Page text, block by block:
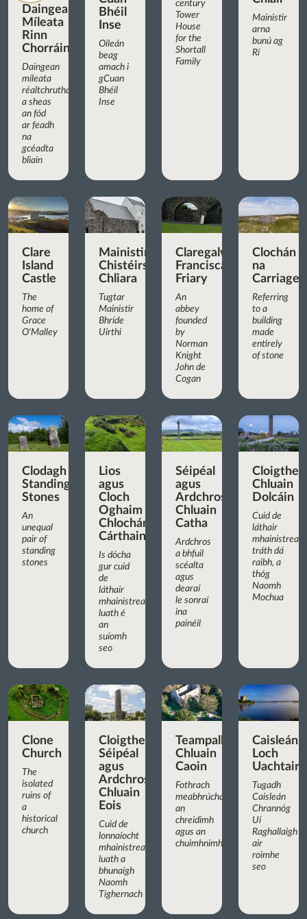
Daingean
Míleata
Rinn
Chorráin
Daingean
míleata
réaltchruthach
a sheas
an fód
ar feadh
na
gcéadta
bliain
Bhéil
Inse
Oileán
beag
amach i
gCuan
Bhéil
Inse
century
Tower
House
for the
Shortall
Family
Mainistir
arna
bunú ag
Rí
Clare
Island
Castle
The
home of
Grace
O'Malley
Mainistir
Chistéirseach
Chliara
Tugtar
Mainistir
Bhríde
Uirthi
Claregalway
Franciscan
Friary
An
abbey
founded
by
Norman
Knight
John de
Cogan
Clochán
na
Carriage
Referring
to a
building
made
entirely
of stone
Clodagh
Standing
Stones
An
unequal
pair of
standing
stones
Lios
agus
Cloch
Oghaim
Chlochán
Cárthainn
Is dócha
gur cuid
de
láthair
mhainistreach
luath é
an
suíomh
seo
Séipéal
agus
Ardchros
Chluain
Catha
Ardchros
a bhfuil
scéalta
agus
dearaí
le sonraí
ina
painéil
Chluain
Dolcáin
Cuid de
láthair
mhainistreach
tráth dá
raibh, a
thóg
Naomh
Mochua
Clone
Church
The
isolated
ruins of
a
historical
church
Cloigtheach,
Séipéal
agus
Ardchros
Chluain
Eois
Cuid de
lonnaíocht
mhainistreach
luath a
bhunaigh
Naomh
Tighernach
Teampall
Chluain
Caoin
Fothrach
meabhrúcháin
an
chreidimh
agus an
chuimhnimh
Caisleán
Loch
Uachtair
Tugadh
Caisleán
Chrannóg
Uí
Raghallaigh
air
roimhe
seo